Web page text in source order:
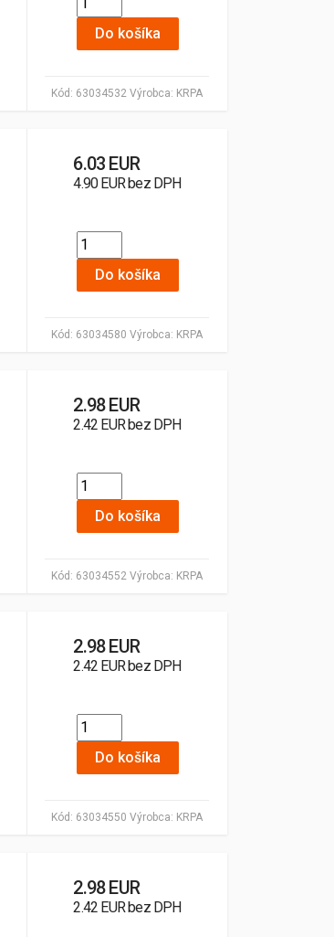
Kód: 63034532 Výrobca: KRPA
Do košíka
Kód: 63034580 Výrobca: KRPA
6.03 EUR
4.90 EUR bez DPH
Do košíka
Kód: 63034552 Výrobca: KRPA
2.98 EUR
2.42 EUR bez DPH
Do košíka
Kód: 63034550 Výrobca: KRPA
2.98 EUR
2.42 EUR bez DPH
Do košíka
2.98 EUR
2.42 EUR bez DPH